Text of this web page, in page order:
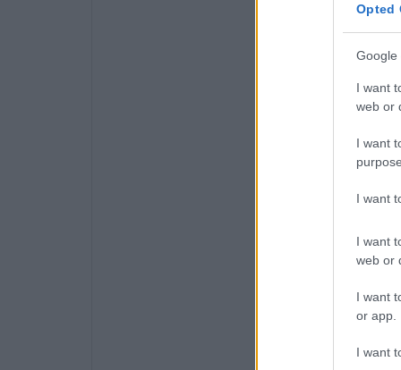
Opted
Google
I want
web or
I want
I want
I want
web or
I want
or app.
I want
View this post